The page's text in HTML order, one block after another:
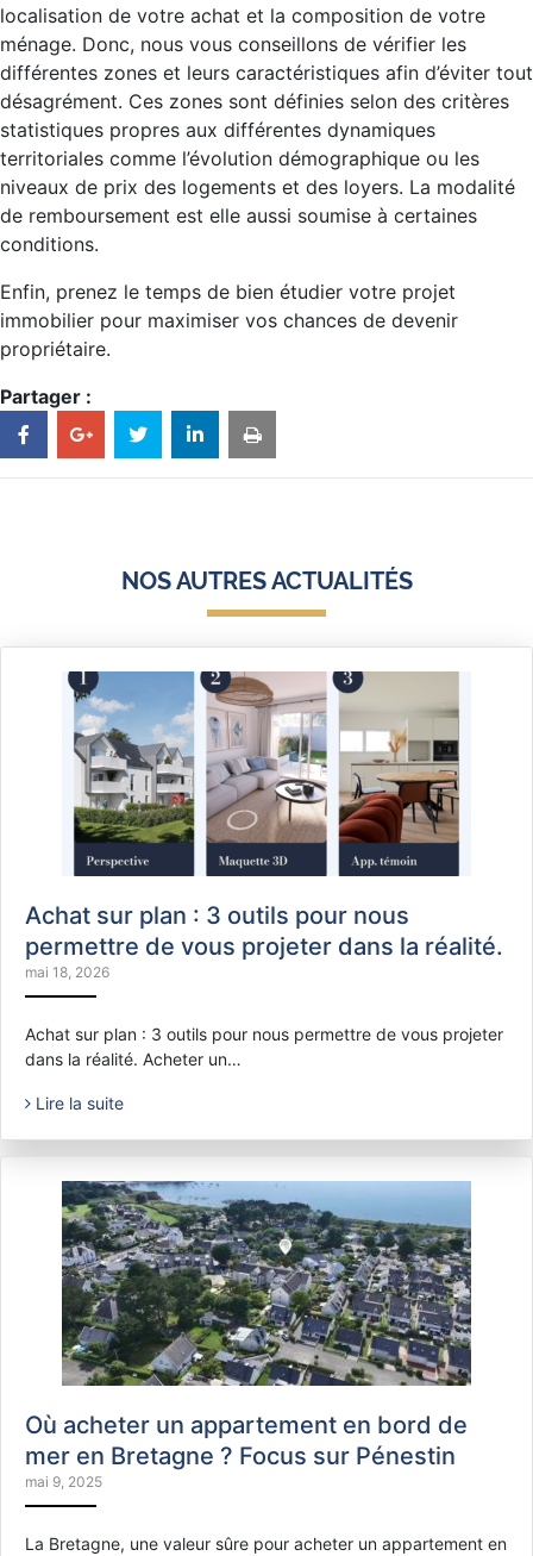
localisation de votre achat et la composition de votre
ménage. Donc, nous vous conseillons de vérifier les
différentes zones et leurs caractéristiques afin d’éviter tout
désagrément. Ces zones sont définies selon des critères
statistiques propres aux différentes dynamiques
territoriales comme l’évolution démographique ou les
niveaux de prix des logements et des loyers. La modalité
de remboursement est elle aussi soumise à certaines
conditions.
Enfin, prenez le temps de bien étudier votre projet
immobilier pour maximiser vos chances de devenir
propriétaire.
Partager :
NOS AUTRES ACTUALITÉS
Achat sur plan : 3 outils pour nous
permettre de vous projeter dans la réalité.
mai 18, 2026
Achat sur plan : 3 outils pour nous permettre de vous projeter
dans la réalité. Acheter un…
Lire la suite
Où acheter un appartement en bord de
mer en Bretagne ? Focus sur Pénestin
mai 9, 2025
La Bretagne, une valeur sûre pour acheter un appartement en